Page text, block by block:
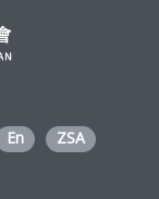
En ZSA